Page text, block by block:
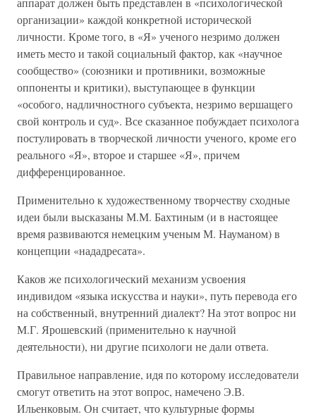
организации» каждой конкретной исторической
личности. Кроме того, в «Я» ученого незримо должен
иметь место и такой социальный фактор, как «научное
сообщество» (союзники и противники, возможные
оппоненты и критики), выступающее в функции
«особого, надличностного субъекта, незримо вершащего
свой контроль и суд». Все сказанное побуждает психолога
постулировать в творческой личности ученого, кроме его
реального «Я», второе и старшее «Я», причем
дифференцированное.
Применительно к художественному творчеству сходные
идеи были высказаны М.М. Бахтиным (и в настоящее
время развиваются немецким ученым М. Науманом) в
концепции «нададресата».
Каков же психологический механизм усвоения
индивидом «языка искусства и науки», путь перевода его
на собственный, внутренний диалект? На этот вопрос ни
М.Г. Ярошевский (применительно к научной
деятельности), ни другие психологи не дали ответа.
Правильное направление, идя по которому исследователи
смогут ответить на этот вопрос, намечено Э.В.
Ильенковым. Он считает, что культурные формы